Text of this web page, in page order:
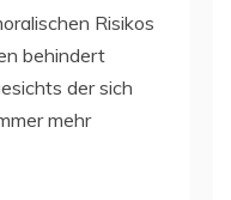
Risikos
behindert
der sich
mehr